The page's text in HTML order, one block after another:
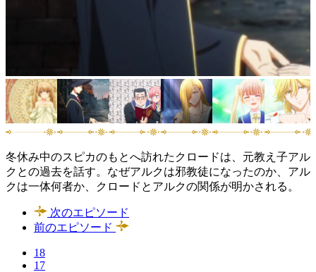
冬休み中のスピカのもとへ訪れたクロードは、元教え子アル
クとの過去を話す。なぜアルクは邪教徒になったのか、アル
クは一体何者か、クロードとアルクの関係が明かされる。
次のエピソード
前のエピソード
18
17